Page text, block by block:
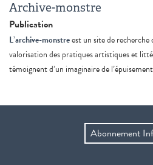
Archive-monstre
Publication
L’archive-monstreest un site de recherche
valorisation des pratiques artistiques et
témoignent d’un imaginaire de
Abonnement